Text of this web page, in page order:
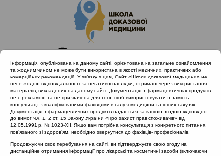
Головна Партнери проекту
Дельта Медікел
Стандарти діагностики і лікування алергічного риніту
Інформація, опублікована на даному сайті, орієнтована на загальне ознайомлення
та жодним чином не може бути використана в якості медичних, практичних або
комерційних рекомендацій. У зв’язку з цим, Сайт «Школи доказової медицини» не
несе жодної відповідальності за негативні наслідки, отримані через використання
матеріалів, викладених на даному сайті. Документація з фармацевтичних продуктів
не є рекламою та не призначена для того, щоб використовувати її замість
консультації з кваліфікованими фахівцями в галузі медицини та інших галузях.
Документація з фармацевтичних продуктів надається за вашою згодою відповідно
до вимог ч.ч. 1, 2 ст. 15 Закону України «Про захист прав споживачів» від
12.05.1991 р. № 1023-XII. Якщо вам потрібна консультація з конкретного питання,
пов’язаного зі здоров’ям, необхідно звернутися до фахівців- професіоналів.
Продовжуючи своє перебування на сайті, ви підтверджуєте свою згоду на
дистанційне отримання інформації про лікарські та косметичні засоби (включаючи